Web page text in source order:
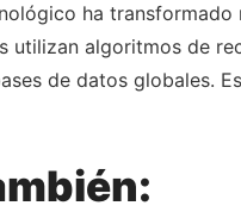
ha
utilizan algoritmos de
de datos globales.